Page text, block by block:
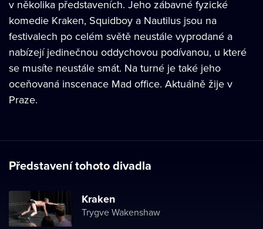
v několika představeních. Jeho zábavné fyzické
komedie Kraken, Squidboy a Nautilus jsou na
festivalech po celém světě neustále vyprodané a
nabízejí jedinečnou oddychovou podívanou, u které
se musíte neustále smát. Na turné je také jeho
oceňovaná inscenace Mad office. Aktuálně žije v
Praze.
Představení tohoto divadla
Kraken
Trygve Wakenshaw